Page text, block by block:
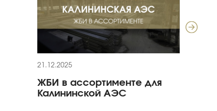
21.12.2025
ЖБИ в ассортименте для
Калининской АЭС